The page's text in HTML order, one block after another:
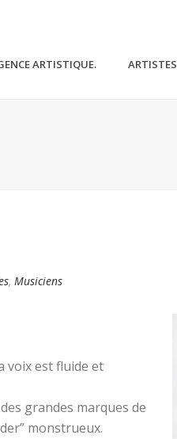
ARTISTIQUE. ARTISTES
, Musiciens
voix est fluide et
grandes marques de
monstrueux.